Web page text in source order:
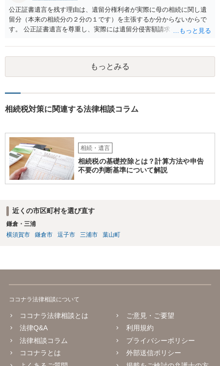
公正証書遺言を残す理由は、遺留分権利者が実際に母の相続に関し遺
留分（本来の相続分の２分の１です）を主張するか分からないからで
す。 公正証書遺言を尊重し、実際には遺留分侵害額請求を行使しない
留分相当額を分配する遺言を作ることも一つの方法です。
もっとみる
相続税対策に関連する法律相談コラム
相続・遺言
相続税の基礎控除とは？計算方法や申告
不要の判断基準について解説
近くの市区町村を選び直す
鎌倉・三浦
横須賀市
鎌倉市 逗子市 三浦市 葉山町
ココナラ法律相談について
ココナラ法律相談とは
法律Q&A
法律相談コラム
ココナラとは
ご意見・ご要望
利用規約
プライバシーポリシー
外部送信ポリシー